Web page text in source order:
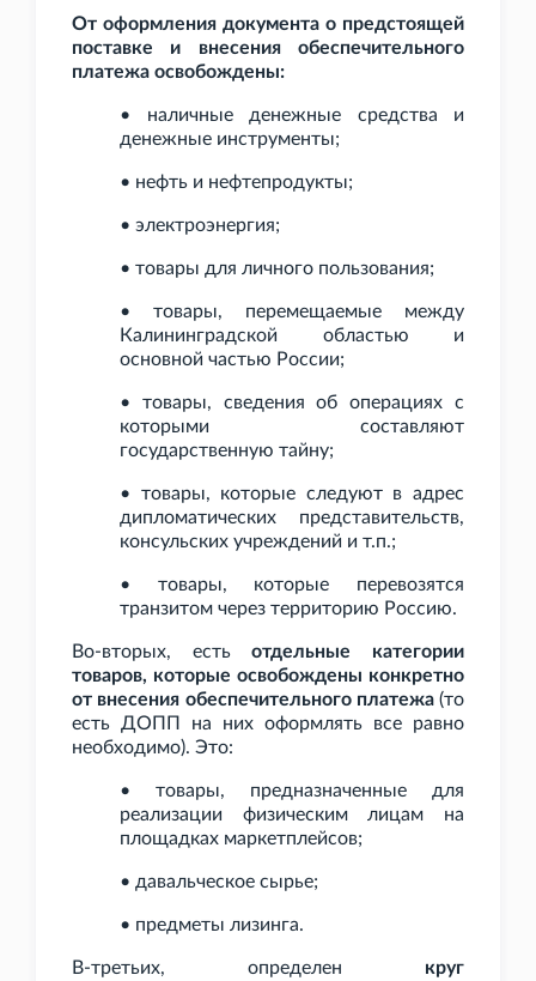
От оформления документа о предстоящей
поставке и внесения обеспечительного
платежа освобождены:
• наличные денежные средства и
денежные инструменты;
• нефть и нефтепродукты;
• электроэнергия;
• товары для личного пользования;
• товары, перемещаемые между
Калининградской областью и
основной частью России;
• товары, сведения об операциях с
которыми составляют
государственную тайну;
• товары, которые следуют в адрес
дипломатических представительств,
консульских учреждений и т.п.;
• товары, которые перевозятся
транзитом через территорию Россию.
Во-вторых, естьотдельные категории
товаров, которые освобождены конкретно
от внесения обеспечительного платежа(то
есть ДОПП на них оформлять все равно
необходимо). Это:
• товары, предназначенные для
реализации физическим лицам на
площадках маркетплейсов;
• давальческое сырье;
• предметы лизинга.
В-третьих, определен круг